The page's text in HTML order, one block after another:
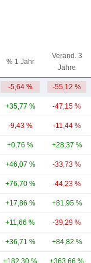
% 1 Jahr
Veränd. 3
Jahre
-5,64 % -55,12 %
+35,77 % -47,15 %
-9,43 % -11,44 %
+0,76 % +28,37 %
+46,07 % -33,73 %
+76,70 % -44,23 %
+17,86 % +81,95 %
+11,66 % -39,29 %
+36,71 % +84,82 %
+182,30 % +363,66 %